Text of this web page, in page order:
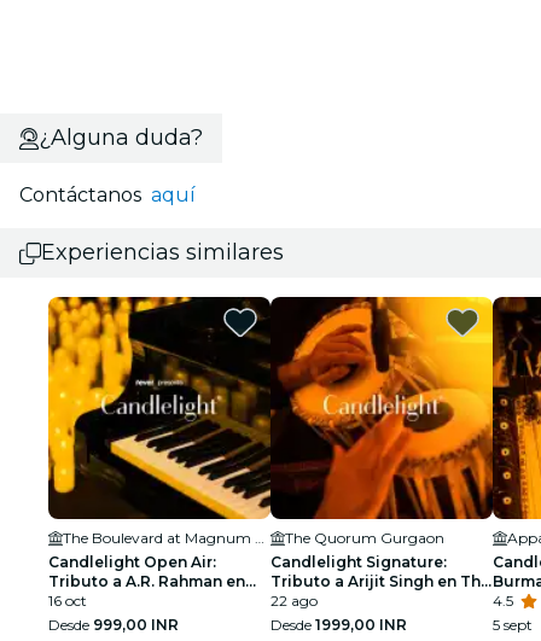
¿Alguna duda?
Contáctanos aquí
Experiencias similares
The Boulevard at Magnum Global Park
Candlelight Open Air:
Tributo a A.R. Rahman en
The Boulevard
16 oct
Desde 999,00 INR
The Quorum Gurgaon
Candlelight Signature:
Tributo a Arijit Singh en The
Quorum
22 ago
Desde 1999,00 INR
4.5
5 sept